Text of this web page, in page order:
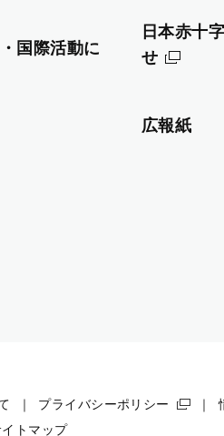
国際活動に
日本赤十
せ
広報紙
プライバシーポリシー
トマップ